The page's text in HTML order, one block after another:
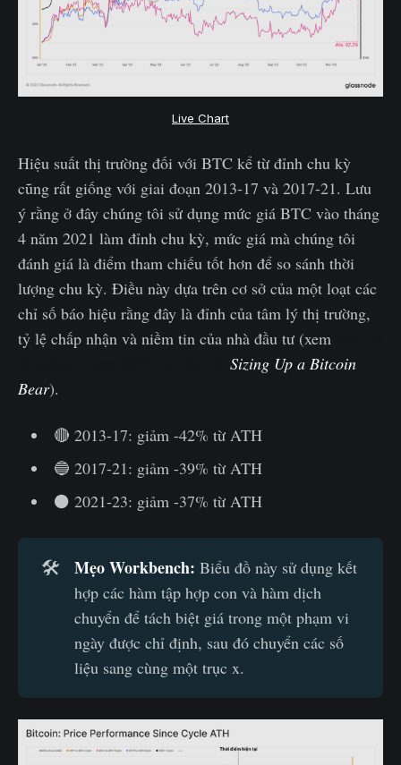
Live Chart
Hiệu suất thị trường đối với BTC kể từ đỉnh chu kỳ
cũng rất giống với giai đoạn 2013-17 và 2017-21. Lưu
ý rằng ở đây chúng tôi sử dụng mức giá BTC vào tháng
4 năm 2021 làm đỉnh chu kỳ, mức giá mà chúng tôi
đánh giá là điểm tham chiếu tốt hơn để so sánh thời
lượng chu kỳ. Điều này dựa trên cơ sở của một loạt các
chỉ số báo hiệu rằng đây là đỉnh của tâm lý thị trường,
tỷ lệ chấp nhận và niềm tin của nhà đầu tư (xem
Sizing Up a Bitcoin
Bear).
🔴 2013-17: giảm -42% từ ATH
🔵 2017-21: giảm -39% từ ATH
⚫ 2021-23: giảm -37% từ ATH
🛠️ Mẹo Workbench: Biểu đồ này sử dụng kết
hợp các hàm tập hợp con và hàm dịch
chuyển để tách biệt giá trong một phạm vi
ngày được chỉ định, sau đó chuyển các số
liệu sang cùng một trục x.